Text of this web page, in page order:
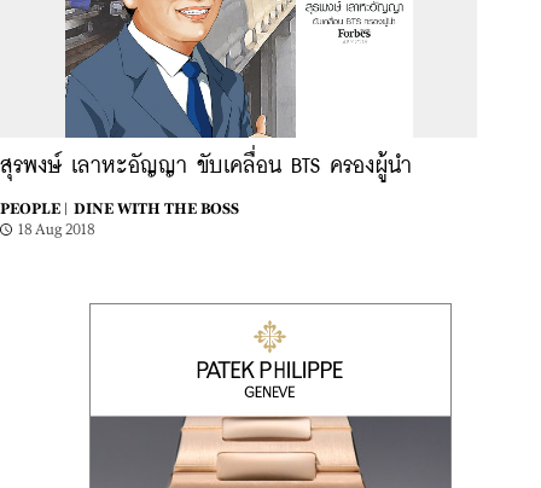
สุรพงษ์ เลาหะอัญญา ขับเคลื่อน BTS ครองผู้นำ
PEOPLE |
DINE WITH THE BOSS
18 Aug 2018